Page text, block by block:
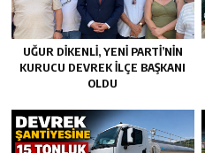
UĞUR DİKENLİ, YENİ PARTİ’NİN
KURUCU DEVREK İLÇE BAŞKANI
OLDU